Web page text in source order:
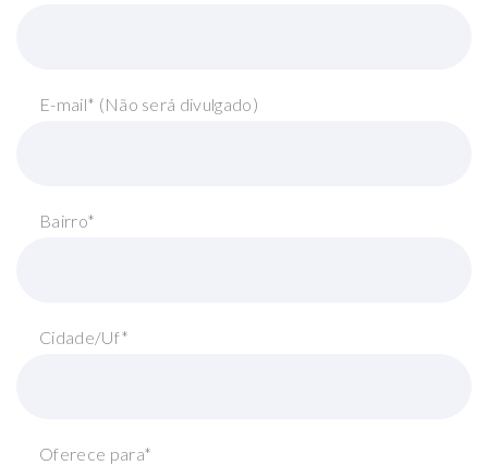
E-mail* (Não será divulgado)
Bairro*
Cidade/Uf*
Oferece para*